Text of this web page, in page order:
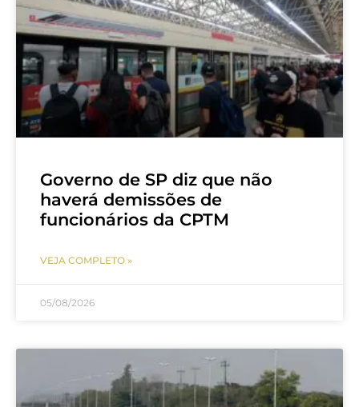
Governo de SP diz que não
haverá demissões de
funcionários da CPTM
VEJA COMPLETO »
05/08/2026